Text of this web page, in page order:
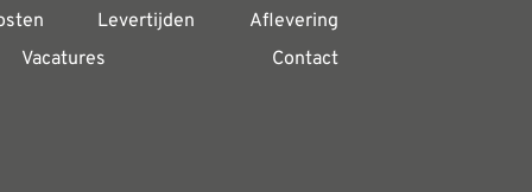
Levertijden
Aflevering
Vacatures Contact